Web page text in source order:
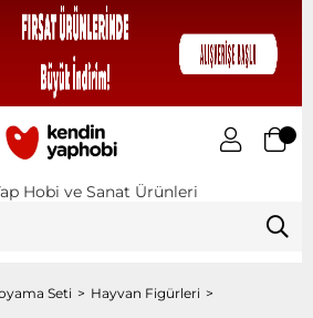
Hobi ve Sanat Ürünleri
Seti Hayvan Figürleri